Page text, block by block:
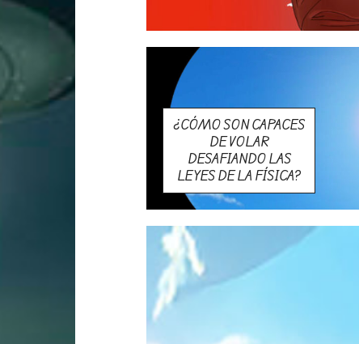
¿CÓMO SON CAPACES
DE VOLAR
DESAFIANDO LAS
LEYES DE LA FÍSICA?